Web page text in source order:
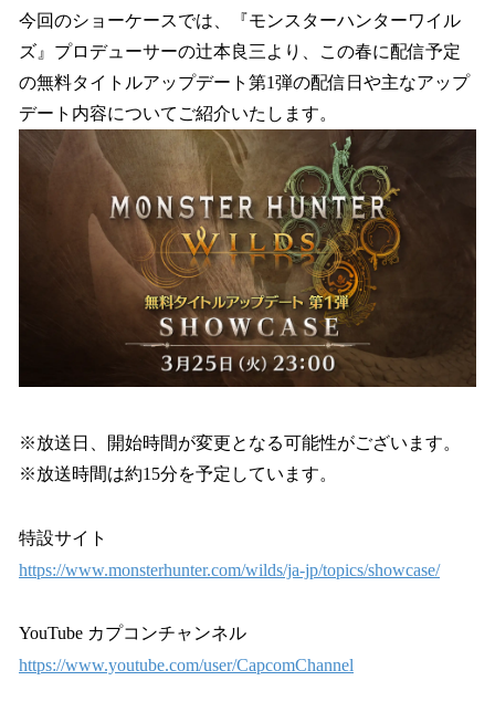
込
み
中
で
す
今回のショーケースでは、『モンスターハンターワイル
ズ』プロデューサーの辻󠄀本良三より、この春に配信予定
の無料タイトルアップデート第1弾の配信日や主なアップ
デート内容についてご紹介いたします。
※放送日、開始時間が変更となる可能性がございます。
※放送時間は約15分を予定しています。
特設サイト
https://www.monsterhunter.com/wilds/ja-jp/topics/showcase/
YouTube カプコンチャンネル
https://www.youtube.com/user/CapcomChannel